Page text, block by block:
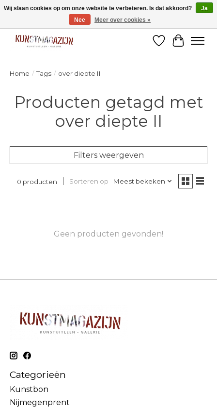
Welkom bij de designshop van Kunstmagazijn Nijmegen!
Verlanglijst
Home / Tags / over diepte II
Producten getagd met
over diepte II
Filters weergeven
0 producten Sorteren op Meest bekeken
Geen producten gevonden!
Categorieën
Kunstbon
Nijmegenprent
Wij slaan cookies op om onze website te verbeteren. Is dat akkoord?
Ja
Nee
Meer over cookies »